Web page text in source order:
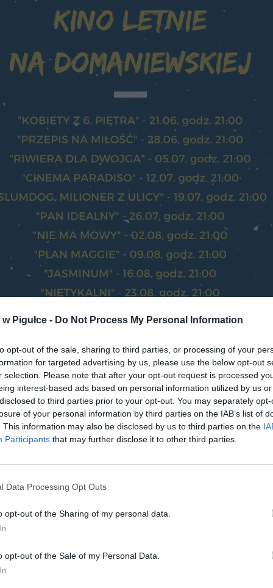
Pigułce - Do Not Process My Personal Information
opt-out of the sale, sharing to third parties, or processing of your
for targeted advertising by us, please use the below opt-out
selection. Please note that after your opt-out request is processed
interest-based ads based on personal information utilized by us
to third parties prior to your opt-out. You may separately
of your personal information by third parties on the IAB’s list of
This information may also be disclosed by us to third parties on the
Participants that may further disclose it to other third parties.
Data Processing Opt Outs
opt-out of the Sharing of my personal data.
opt-out of the Sale of my Personal Data.
pasują do wakacyjnego klimatu. Projekcje będą się odbywać w
niemal przez cały okres wakacji, od 21 czerwca do 23
i Bryły. Wstęp na wszystkie projekcje jest bezpłatny.